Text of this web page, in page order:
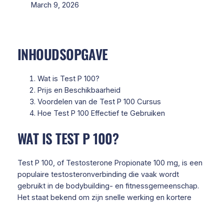
March 9, 2026
INHOUDSOPGAVE
Wat is Test P 100?
Prijs en Beschikbaarheid
Voordelen van de Test P 100 Cursus
Hoe Test P 100 Effectief te Gebruiken
WAT IS TEST P 100?
Test P 100, of Testosterone Propionate 100 mg, is een
populaire testosteronverbinding die vaak wordt
gebruikt in de bodybuilding- en fitnessgemeenschap.
Het staat bekend om zijn snelle werking en kortere